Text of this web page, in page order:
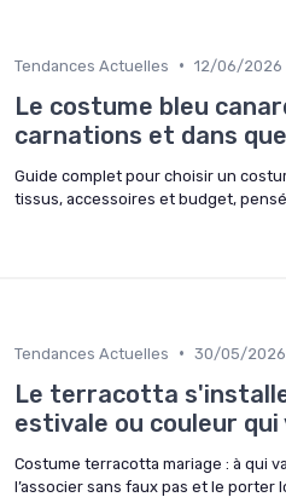
Tendances Actuelles • 12/06/2026
Le costume bleu
carnations et dans
Guide complet pour choisir un
tissus, accessoires et budget,
Tendances Actuelles • 30/05/2026
Le terracotta
estivale ou couleur qui
Costume terracotta mariage : à qui
l’associer sans faux pas et le